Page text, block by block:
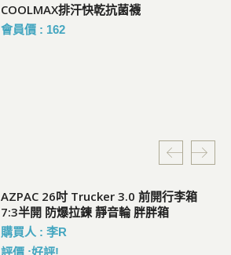
COOLMAX排汗快乾抗菌襪
會員價 : 162
AZPAC 26吋 Trucker 3.0 前開行李箱
7:3半開 防爆拉鍊 靜音輪 胖胖箱
購買人 : 李R
評價 :好評!